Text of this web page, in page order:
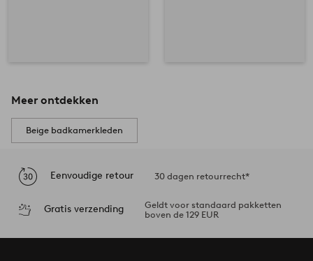
Meer ontdekken
Beige badkamerkleden
Eenvoudige retour 30 dagen retourrecht*
Gratis verzending
Geldt voor standaard pakketten
boven de 129 EUR